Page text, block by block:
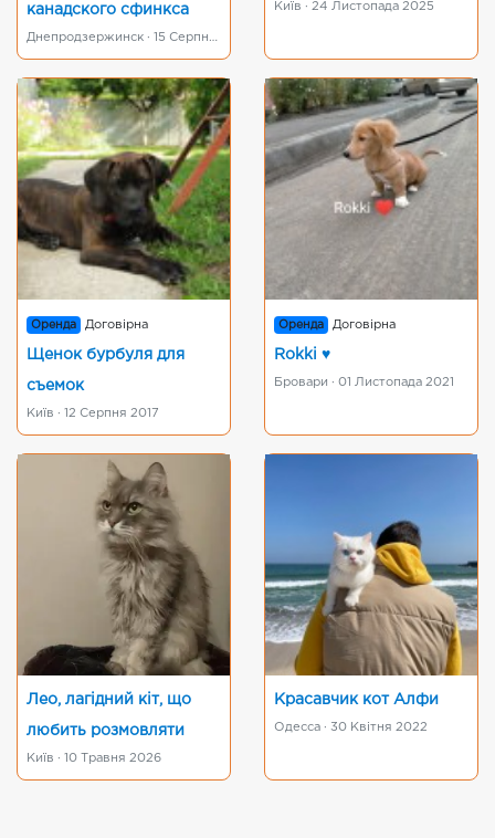
канадского сфинкса
Днепродзержинск · 15 Серпня 2015
Київ · 24 Листопада 2025
Оренда Договірна
Щенок бурбуля для
съемок
Київ · 12 Серпня 2017
Оренда Договірна
Rokki ♥️
Бровари · 01 Листопада 2021
Лео, лагідний кіт, що
любить розмовляти
Київ · 10 Травня 2026
Красавчик кот Алфи
Одесса · 30 Квітня 2022